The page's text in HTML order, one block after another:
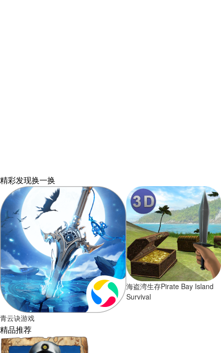
精彩发现换一换
青云诀游戏
海盗湾生存Pirate Bay Island
Survival
精品推荐